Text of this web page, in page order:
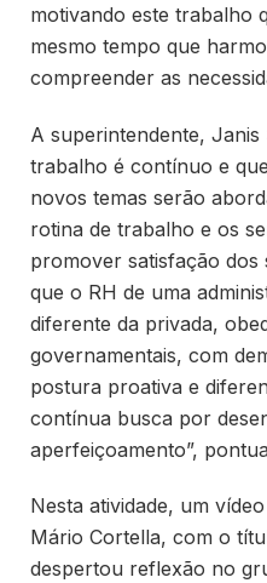
motivando este trabalho
mesmo tempo que
compreender as
A superintendente, Janis
trabalho é contínuo e
novos temas serão
rotina de trabalho e os
promover satisfação dos
que o RH de uma
diferente da privada,
governamentais, com
postura proativa e
contínua busca por
aperfeiçoamento”,
Nesta atividade, um
Mário Cortella, com o
despertou reflexão no